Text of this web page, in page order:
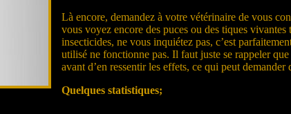
Là encore, demandez à votre vétérinaire de vous
vous voyez encore des puces ou des tiques
insecticides, ne vous inquiétez pas, c’est
utilisé ne fonctionne pas. Il faut juste se rappeler
avant d’en ressentir les effets, ce qui peut
Quelques statistiques;